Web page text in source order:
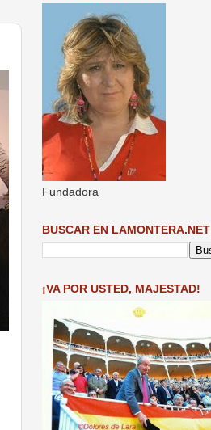
Fundadora
BUSCAR EN LAMONTERA.NET
¡VA POR USTED, MAJESTAD!